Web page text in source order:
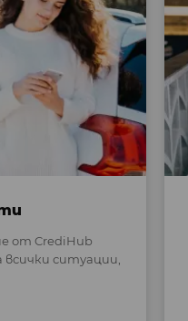
от CrediHub
всички ситуации,